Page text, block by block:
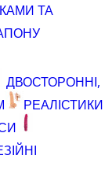
ТА
ДВОСТОРОННІ,
РЕАЛІСТИКИ